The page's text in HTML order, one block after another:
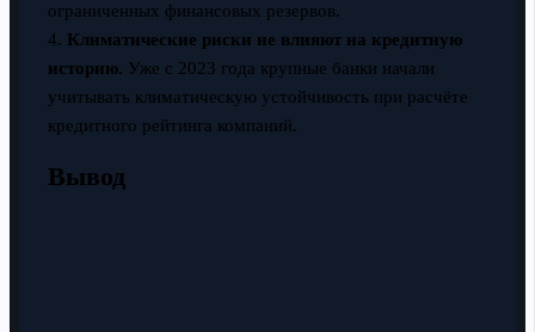
ограниченных финансовых резервов.
4. Климатические риски не влияют на кредитную
историю. Уже с 2023 года крупные банки начали
учитывать климатическую устойчивость при расчёте
кредитного рейтинга компаний.
Вывод